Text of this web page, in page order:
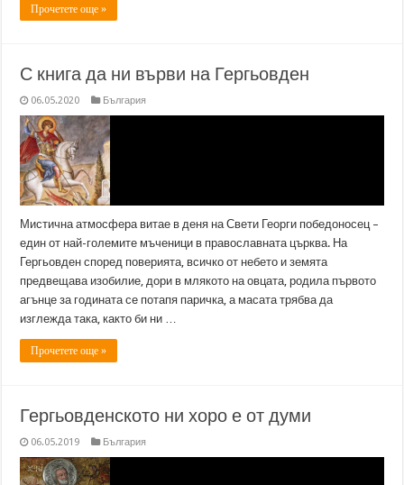
Прочетете още »
С книга да ни върви на Гергьовден
06.05.2020 България
Мистична атмосфера витае в деня на Свети Георги победоносец –
един от най-големите мъченици в православната църква. На
Гергьовден според поверията, всичко от небето и земята
предвещава изобилие, дори в млякото на овцата, родила първото
агънце за годината се потапя паричка, а масата трябва да
изглежда така, както би ни …
Прочетете още »
Гергьовденското ни хоро е от думи
06.05.2019 България